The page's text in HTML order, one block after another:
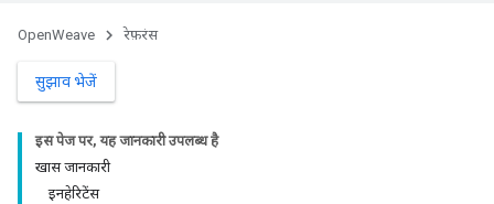
OpenWeave रेफ़रंस
सुझाव भेजें
इस पेज पर, यह जानकारी उपलब्ध है
खास जानकारी
इनहेरिटेंस